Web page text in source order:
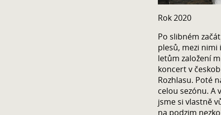
Rok 2020
Po slibném
plesů, mezi nimi
letům založení
koncert v
Rozhlasu. Poté
celou sezónu. A
jsme si vlastně
na podzim